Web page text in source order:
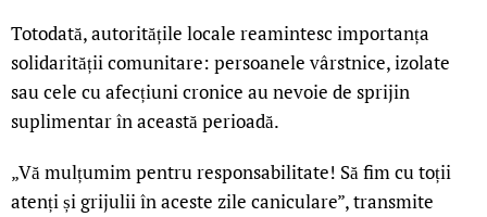
Totodată, autoritățile locale reamintesc importanța
solidarității comunitare: persoanele vârstnice, izolate
sau cele cu afecțiuni cronice au nevoie de sprijin
suplimentar în această perioadă.
„Vă mulțumim pentru responsabilitate! Să fim cu toții
atenți și grijulii în aceste zile caniculare”, transmite